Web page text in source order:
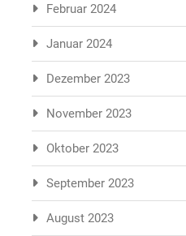
Februar 2024
Januar 2024
Dezember 2023
November 2023
Oktober 2023
September 2023
August 2023